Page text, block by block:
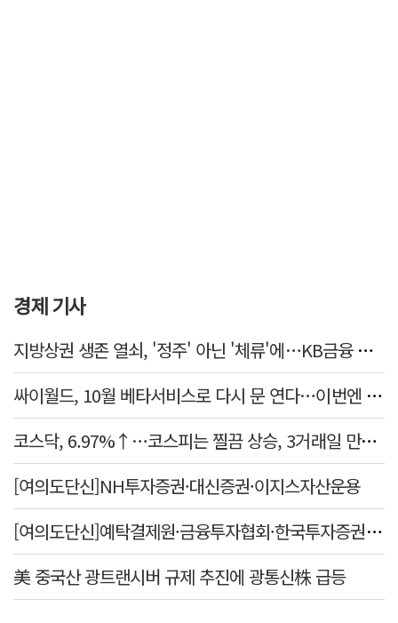
경제 기사
지방상권 생존 열쇠, '정주' 아닌 '체류'에…KB금융 데이터로 본 소상공인 경제
싸이월드, 10월 베타서비스로 다시 문 연다…이번엔 진짜 부활할까
코스닥, 6.97%↑…코스피는 찔끔 상승, 3거래일 만에 반등
[여의도단신]NH투자증권·대신증권·이지스자산운용
[여의도단신]예탁결제원·금융투자협회·한국투자증권·미래에셋증권
美 중국산 광트랜시버 규제 추진에 광통신株 급등